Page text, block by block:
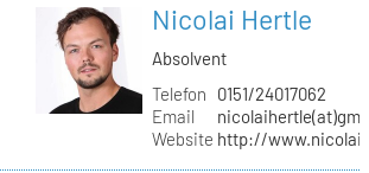
Nicolai Hertle
Absolvent
Telefon
0151/24017062
Email
Website http://